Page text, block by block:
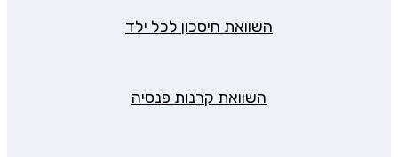
השוואת חיסכון לכל ילד
השוואת קרנות פנסיה